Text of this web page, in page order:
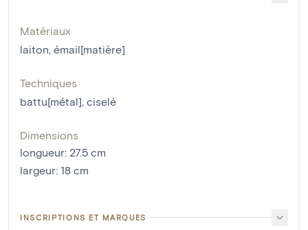
Matériaux
laiton, émail[matière]
Techniques
battu[métal], ciselé
Dimensions
longueur: 27.5 cm
largeur: 18 cm
INSCRIPTIONS ET MARQUES